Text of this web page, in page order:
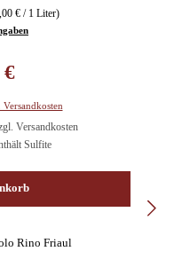
€ / 1 Liter)
€
Versandkosten
Sulfite